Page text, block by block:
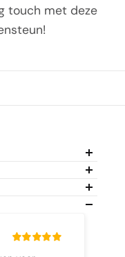
touch met deze